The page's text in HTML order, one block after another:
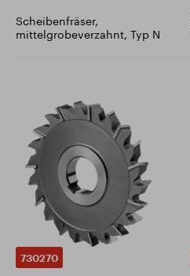
Scheibenfräser,
mittelgrobeverzahnt, Typ N
730270